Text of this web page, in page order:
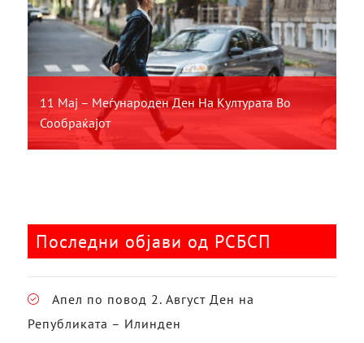
11 Мај – Меѓународен Ден На Културата Во
Сообраќајот
Последни објави од РСБСП
Апел по повод 2. Август Ден на
Републиката – Илинден